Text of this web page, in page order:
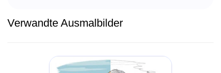
Verwandte Ausmalbilder